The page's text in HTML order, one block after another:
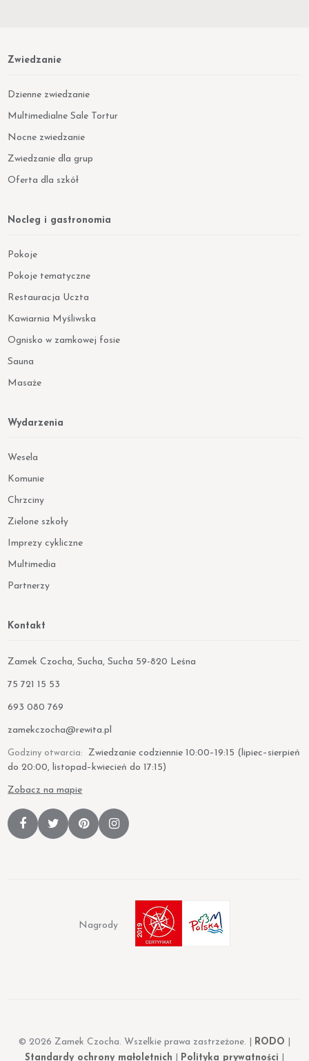
Zwiedzanie
Dzienne zwiedzanie
Multimedialne Sale Tortur
Nocne zwiedzanie
Zwiedzanie dla grup
Oferta dla szkół
Nocleg i gastronomia
Pokoje
Pokoje tematyczne
Restauracja Uczta
Kawiarnia Myśliwska
Ognisko w zamkowej fosie
Sauna
Masaże
Wydarzenia
Wesela
Komunie
Chrzciny
Zielone szkoły
Imprezy cykliczne
Multimedia
Partnerzy
Kontakt
Zamek Czocha, Sucha, Sucha 59-820 Leśna
Telefon:
75 721 15 53
Telefon:
693 080 769
E-mail:
zamekczocha@rewita.pl
Godziny otwarcia:
Zwiedzanie codziennie 10:00–19:15 (lipiec–sierpień
do 20:00, listopad–kwiecień do 17:15)
Zobacz na mapie
Nagrody
© 2026 Zamek Czocha. Wszelkie prawa zastrzeżone. | RODO
Standardy ochrony małoletnich
Polityka prywatności